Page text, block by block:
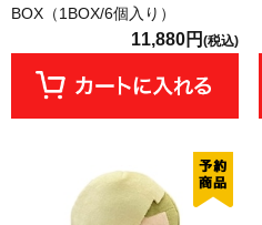
BOX（1BOX/6個入り）
11,880円 (税込)